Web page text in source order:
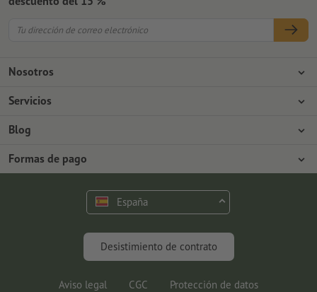
Nosotros
Empresa
Protección del medio ambiente
Servicios
Formas de pago
Programa Premium
Blog
Tutoriales de Photoshop
Fuentes y Herramientas
Formas de pago
España
Desistimiento de contrato
Aviso legal CGC Protección de datos